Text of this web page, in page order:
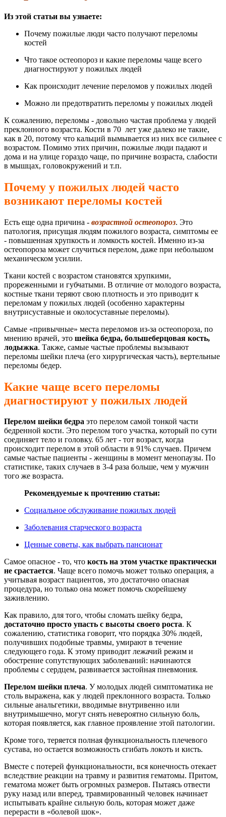
Из этой статьи вы узнаете:
Почему пожилые люди часто получают переломы
костей
Что такое остеопороз и какие переломы чаще всего
диагностируют у пожилых людей
Как происходит лечение переломов у пожилых людей
Можно ли предотвратить переломы у пожилых людей
К сожалению, переломы - довольно частая проблема у людей
преклонного возраста. Кости в 70 лет уже далеко не такие,
как в 20, потому что кальций вымывается из них все сильнее с
возрастом. Помимо этих причин, пожилые люди падают и
дома и на улице гораздо чаще, по причине возраста, слабости
в мышцах, головокружений и т.п.
Почему у пожилых людей часто
возникают переломы костей
Есть еще одна причина - возрастной остеопороз. Это
патология, присущая людям пожилого возраста, симптомы ее
- повышенная хрупкость и ломкость костей. Именно из-за
остеопороза может случиться перелом, даже при небольшом
механическом усилии.
Ткани костей с возрастом становятся хрупкими,
прореженными и губчатыми. В отличие от молодого возраста,
костные ткани теряют свою плотность и это приводит к
переломам у пожилых людей (особенно характерны
внутрисуставные и околосуставные переломы).
Самые «привычные» места переломов из-за остеопороза, по
мнению врачей, это шейка бедра, большеберцовая кость,
лодыжка. Также, самые частые проблемы вызывают
переломы шейки плеча (его хирургическая часть), вертельные
переломы бедер.
Какие чаще всего переломы
диагностируют у пожилых людей
Перелом шейки бедра это перелом самой тонкой части
бедренной кости. Это перелом того участка, который по сути
соединяет тело и головку. 65 лет - тот возраст, когда
происходит перелом в этой области в 91% случаев. Причем
самые частые пациенты - женщины в момент менопаузы. По
статистике, таких случаев в 3-4 раза больше, чем у мужчин
того же возраста.
Рекомендуемые к прочтению статьи:
Социальное обслуживание пожилых людей
Заболевания старческого возраста
Ценные советы, как выбрать пансионат
Самое опасное - то, что кость на этом участке практически
не срастается. Чаще всего помочь может только операция, а
учитывая возраст пациентов, это достаточно опасная
процедура, но только она может помочь скорейшему
заживлению.
Как правило, для того, чтобы сломать шейку бедра,
достаточно просто упасть с высоты своего роста. К
сожалению, статистика говорит, что порядка 30% людей,
получивших подобные травмы, умирают в течение
следующего года. К этому приводит лежачий режим и
обострение сопутствующих заболеваний: начинаются
проблемы с сердцем, развивается застойная пневмония.
Перелом шейки плеча. У молодых людей симптоматика не
столь выражена, как у людей преклонного возраста. Только
сильные анальгетики, вводимые внутривенно или
внутримышечно, могут снять невероятно сильную боль,
которая появляется, как главное проявление этой патологии.
Кроме того, теряется полная функциональность плечевого
сустава, но остается возможность сгибать локоть и кисть.
Вместе с потерей функциональности, вся конечность отекает
вследствие реакции на травму и развития гематомы. Притом,
гематома может быть огромных размеров. Пытаясь отвести
руку назад или вперед, травмированный человек начинает
испытывать крайне сильную боль, которая может даже
перерасти в «болевой шок».